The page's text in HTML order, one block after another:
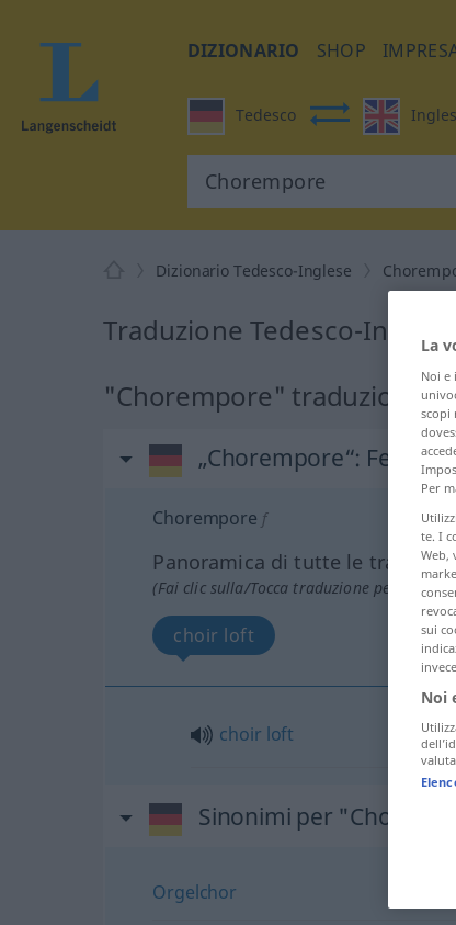
DIZIONARIO SHOP
Tedesco
Dizionario Tedesco-Inglese
Traduzione Tedesco-
"Chorempore" traduzione
„Chorempore“:
Chorempore f
Panoramica di tutte le
(Fai clic sulla/Tocca traduzione per
choir loft
choir loft
Sinonimi per
Orgelchor
La
Noi e
scopi
Per
te. I
Web,
sui
Noi